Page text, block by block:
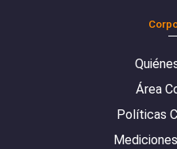
Área
Políticas